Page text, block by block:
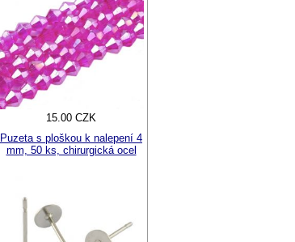
15.00 CZK
Puzeta s ploškou k nalepení 4
mm, 50 ks, chirurgická ocel